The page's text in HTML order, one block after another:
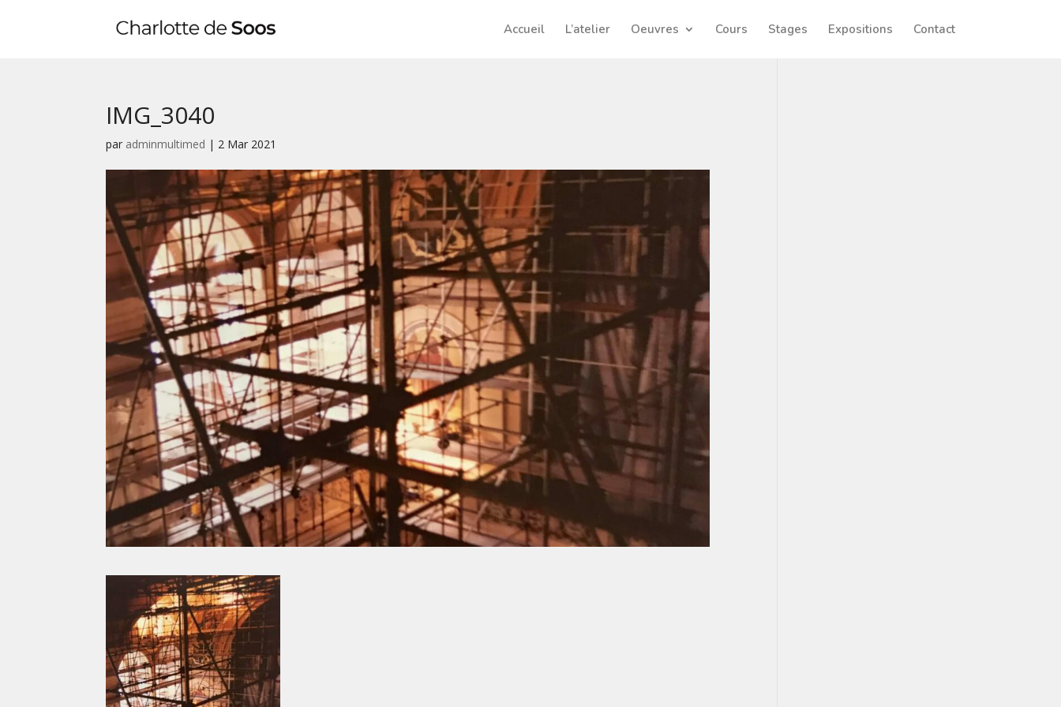
Accueil L’atelier Oeuvres Cours Stages Expositions Contact
IMG_3040
par adminmultimed | 2 Mar 2021